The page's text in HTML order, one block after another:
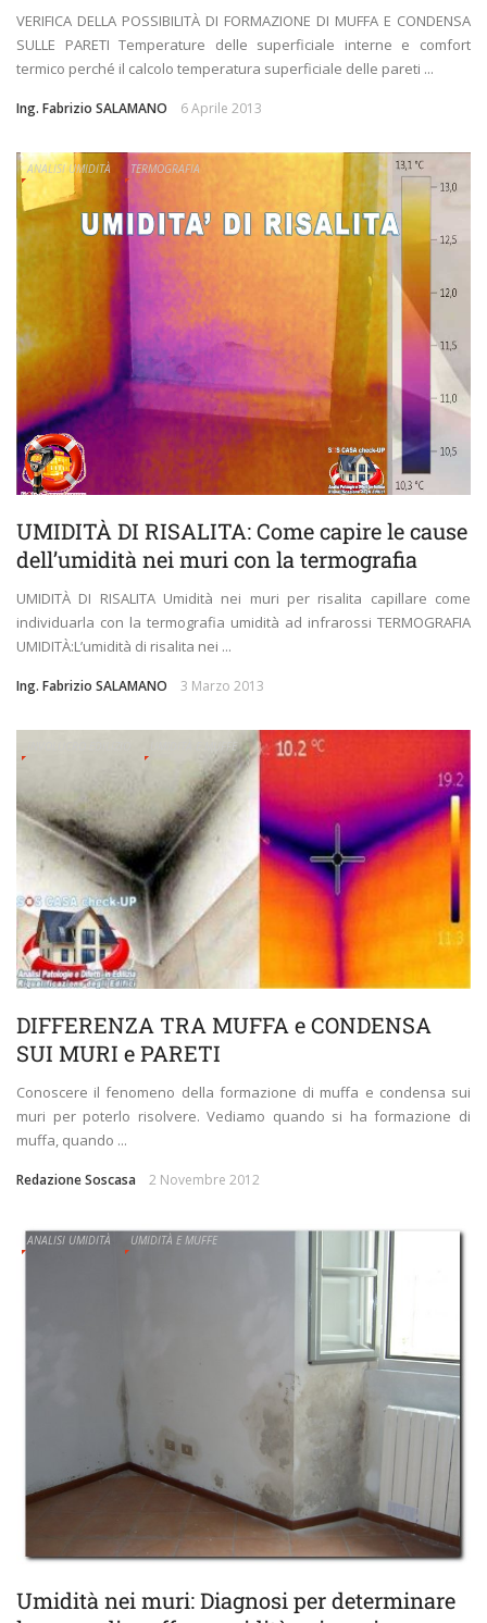
VERIFICA DELLA POSSIBILITÀ DI FORMAZIONE DI MUFFA E CONDENSA
SULLE PARETI Temperature delle superficiale interne e comfort
termico perché il calcolo temperatura superficiale delle pareti ...
Ing. Fabrizio SALAMANO 6 Aprile 2013
ANALISI UMIDITÀ TERMOGRAFIA
UMIDITÀ DI RISALITA: Come capire le cause
dell’umidità nei muri con la termografia
UMIDITÀ DI RISALITA Umidità nei muri per risalita capillare come
individuarla con la termografia umidità ad infrarossi TERMOGRAFIA
UMIDITÀ:L’umidità di risalita nei ...
Ing. Fabrizio SALAMANO 3 Marzo 2013
UMIDITÀ E MUFFE
DIFFERENZA TRA MUFFA e CONDENSA
SUI MURI e PARETI
Conoscere il fenomeno della formazione di muffa e condensa sui
muri per poterlo risolvere. Vediamo quando si ha formazione di
muffa, quando ...
Redazione Soscasa 2 Novembre 2012
ANALISI UMIDITÀ UMIDITÀ E MUFFE
Umidità nei muri: Diagnosi per determinare